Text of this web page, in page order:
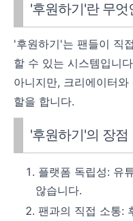
'후원하기'란 무엇
'후원하기'는 팬들이 직
할 수 있는 시스템입니
아니지만, 크리에이터
할을 합니다.
'후원하기'의 장점
플랫폼 독립성: 유
않습니다.
팬과의 직접 소통: